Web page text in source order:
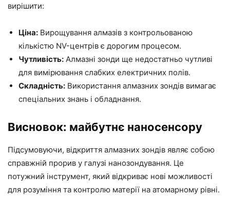
вирішити:
Ціна: Вирощування алмазів з контрольованою
кількістю NV-центрів є дорогим процесом.
Чутливість: Алмазні зонди ще недостатньо чутливі
для вимірювання слабких електричних полів.
Складність: Використання алмазних зондів вимагає
спеціальних знань і обладнання.
Висновок: майбутнє наносенсору
Підсумовуючи, відкриття алмазних зондів являє собою
справжній прорив у галузі нанозондування. Це
потужний інструмент, який відкриває нові можливості
для розуміння та контролю матерії на атомарному рівні.